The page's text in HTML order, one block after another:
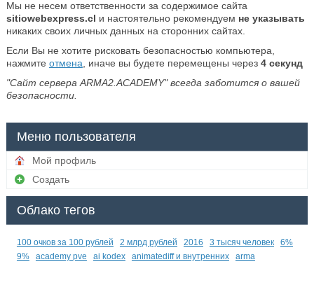
Мы не несем ответственности за содержимое сайта
sitiowebexpress.cl и настоятельно рекомендуем не указывать
никаких своих личных данных на сторонних сайтах.
Если Вы не хотите рисковать безопасностью компьютера,
нажмите отмена , иначе вы будете перемещены через 4секунд
"Сайт сервера ARMA2.ACADEMY" всегда заботится о вашей
безопасности.
Меню пользователя
Мой профиль
Создать
Облако тегов
100 очков за 100 рублей 2 млрд рублей 2016 3 тысяч человек
6%
9%
academy pve ai kodex animatediff и внутренних arma